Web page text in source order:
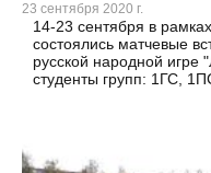
23 сентября 2020 г.
14-23 сентября в
состоялись матчевые
русской народной игре
студенты групп: 1ГС,